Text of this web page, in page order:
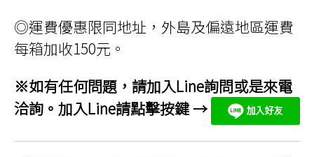
◎運費優惠限同地址，外島及偏遠地區運費
每箱加收150元。
※如有任何問題，請加入Line詢問或是來電
洽詢。加入Line請點擊按鍵 →